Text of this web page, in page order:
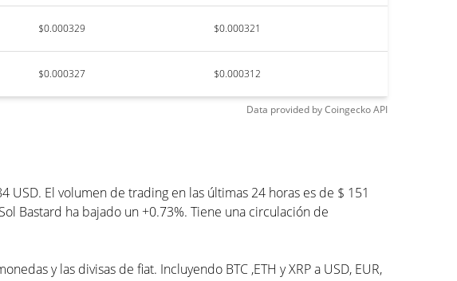
$0.000329 $0.000321
$0.000327 $0.000312
Data provided byCoingeckoAPI
El volumen de trading en las últimas 24 horas es de $ 151
Bastard ha bajado un +0.73%. Tiene una circulación de
y las divisas de fiat. Incluyendo BTC ,ETH y XRP a USD, EUR,